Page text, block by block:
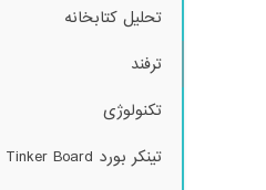
تحلیل کتابخانه
ترفند
تکنولوژی
تینکر بورد Tinker Board